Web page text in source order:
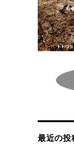
最近の投